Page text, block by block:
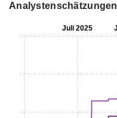
Analystenschätzungen